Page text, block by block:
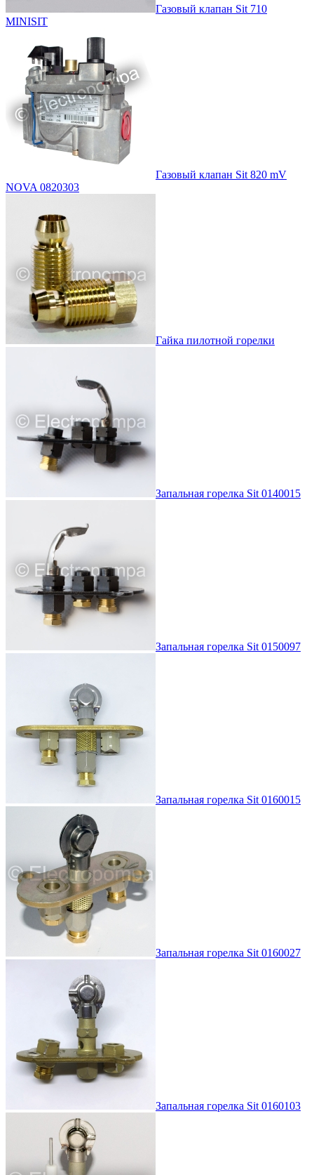
Газовый клапан Sit 710
MINISIT
Газовый клапан Sit 820 mV
NOVA 0820303
Гайка пилотной горелки
Запальная горелка Sit 0140015
Запальная горелка Sit 0150097
Запальная горелка Sit 0160015
Запальная горелка Sit 0160027
Запальная горелка Sit 0160103